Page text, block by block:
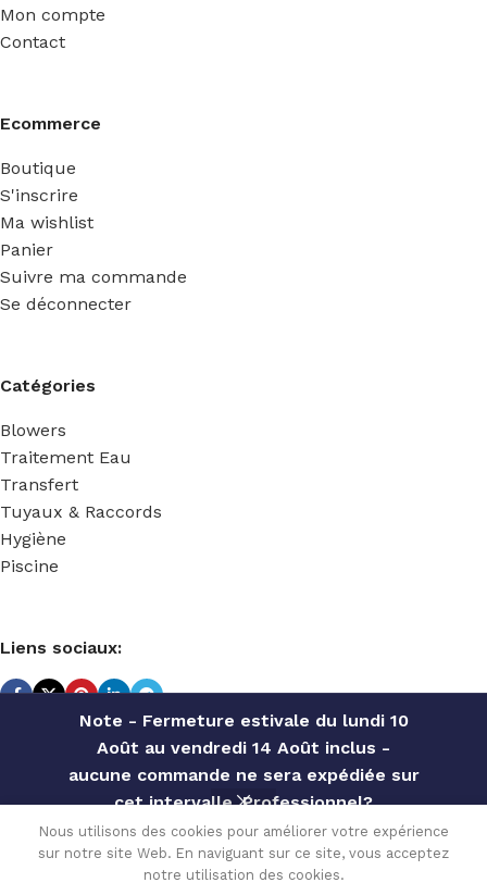
Note - Fermeture estivale du lundi 10
Août au vendredi 14 Août inclus -
aucune commande ne sera expédiée sur
cet intervalle. Professionnel?
Contactez notre service commercial
pour des offres personnalisées, des
remises par quantité, etc
Mon compte
Contact
Ecommerce
Boutique
S'inscrire
Ma wishlist
Panier
Suivre ma commande
Se déconnecter
Catégories
Blowers
Traitement Eau
Transfert
Tuyaux & Raccords
Hygiène
Piscine
Liens sociaux:
TECHNIDOSE 2022 Réalisé parACS INFORMATIQUE
Nous utilisons des cookies pour améliorer votre expérience
sur notre site Web. En naviguant sur ce site, vous acceptez
notre utilisation des cookies.
BLOWER 1
ETAGE 0.2
KW 1 »
MONOPHASE
444.00€
TVA
Disponible
sur